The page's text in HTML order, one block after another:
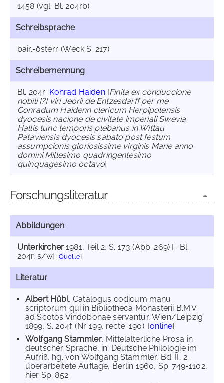
1458 (vgl. Bl. 204rb)
Schreibsprache
bair.-österr. (Weck S. 217)
Schreibernennung
Bl. 204r: Konrad Haiden[Finita ex conduccione
nobili [?] viri Jeorii de Entzesdarff per me
Conradum Haidenn clericum Herpipolensis
dyocesis nacione de civitate imperiali Swevia
Hallis tunc temporis plebanus in Wittau
Pataviensis dyocesis sabato post festum
assumpcionis gloriosissime virginis Marie anno
domini Millesimo quadringentesimo
quinquagesimo octavo]
Forschungsliteratur
Abbildungen
Unterkircher1981, Teil 2, S. 173 (Abb. 269) [= Bl.
204r, s/w] [Quelle]
Literatur
Albert Hübl, Catalogus codicum manu
scriptorum qui in Bibliotheca Monasterii B.M.V.
ad Scotos Vindobonae servantur, Wien/Leipzig
1899, S. 204f. (Nr. 199, recte: 190). [online]
Wolfgang Stammler, Mittelalterliche Prosa in
deutscher Sprache, in: Deutsche Philologie im
Aufriß, hg. von Wolfgang Stammler, Bd. II, 2.
überarbeitete Auflage, Berlin 1960, Sp. 749-1102,
hier Sp. 852.